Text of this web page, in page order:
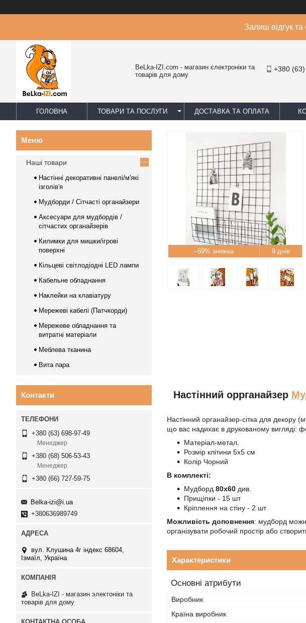
Залиш відгук
BeLka-IZI.com - магазин єлектроніки та
товарів для дому
+380
ГОЛОВНА ТОВАРИ ТА ПОСЛУГИ ДОСТАВКА ТА ОПЛАТА
–59% 9 днів
Настінний оррганайзер
Настінний органайзер-сітка для декору
що вас надихає в друкованому вигляді:
Матеріал-метал.
Розмір клітини 5х5 см
Колір Чорний
В комплекті:
Мудборд 80x60 див.
Прищіпки - 15 шт
Кріплення на стіну - 2 шт
Можливість доповнення: мудборд
організувати робочий простір або
Характеристики
Основні атрибути
Виробник
Країна виробник
Наші товари
Настінні декоративні панелі/м'які
ізголів'я
Мудборди / Сітчасті органайзери
Аксесуари для мудбордів /
сітчастих органайзерів
Килимки для мишки/ігрові
поверхні
Кільцеві світлодіодні LED лампи
Кабельне обладнання
Наклейки на клавіатуру
Мережеві кабелі (Патчкорди)
Мережеве обладнання та
витратні матеріали
Меблева тканина
Вита пара
Контакти
+380 (63) 698-97-49
Менеджер
+380 (68) 506-53-43
Менеджер
+380 (66) 727-59-75
Belka-izi@i.ua
+380636989749
вул. Клушина 4г індекс 68604,
Ізмаїл, Україна
BeLka-IZI - магазин электоніки та
товарів для дому